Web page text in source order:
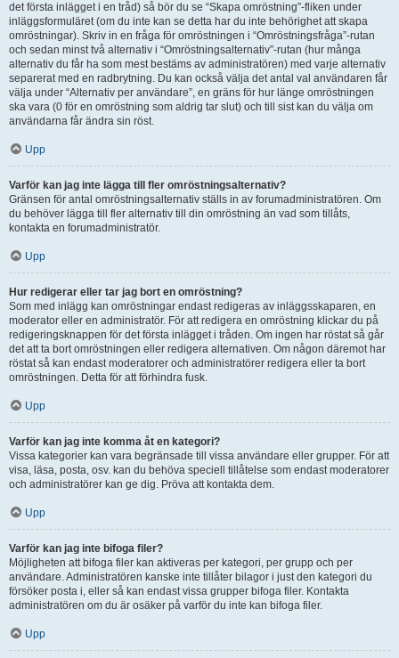
det första inlägget i en tråd) så bör du se “Skapa omröstning”-fliken under
inläggsformuläret (om du inte kan se detta har du inte behörighet att skapa
omröstningar). Skriv in en fråga för omröstningen i “Omröstningsfråga”-rutan
och sedan minst två alternativ i “Omröstningsalternativ”-rutan (hur många
alternativ du får ha som mest bestäms av administratören) med varje alternativ
separerat med en radbrytning. Du kan också välja det antal val användaren får
välja under “Alternativ per användare”, en gräns för hur länge omröstningen
ska vara (0 för en omröstning som aldrig tar slut) och till sist kan du välja om
användarna får ändra sin röst.
Upp
Varför kan jag inte lägga till fler omröstningsalternativ?
Gränsen för antal omröstningsalternativ ställs in av forumadministratören. Om
du behöver lägga till fler alternativ till din omröstning än vad som tillåts,
kontakta en forumadministratör.
Upp
Hur redigerar eller tar jag bort en omröstning?
Som med inlägg kan omröstningar endast redigeras av inläggsskaparen, en
moderator eller en administratör. För att redigera en omröstning klickar du på
redigeringsknappen för det första inlägget i tråden. Om ingen har röstat så går
det att ta bort omröstningen eller redigera alternativen. Om någon däremot har
röstat så kan endast moderatorer och administratörer redigera eller ta bort
omröstningen. Detta för att förhindra fusk.
Upp
Varför kan jag inte komma åt en kategori?
Vissa kategorier kan vara begränsade till vissa användare eller grupper. För att
visa, läsa, posta, osv. kan du behöva speciell tillåtelse som endast moderatorer
och administratörer kan ge dig. Pröva att kontakta dem.
Upp
Varför kan jag inte bifoga filer?
Möjligheten att bifoga filer kan aktiveras per kategori, per grupp och per
användare. Administratören kanske inte tillåter bilagor i just den kategori du
försöker posta i, eller så kan endast vissa grupper bifoga filer. Kontakta
administratören om du är osäker på varför du inte kan bifoga filer.
Upp